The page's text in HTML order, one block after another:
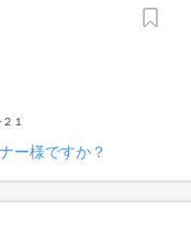
１
ー様ですか？